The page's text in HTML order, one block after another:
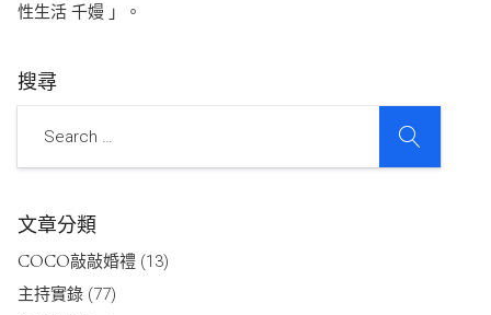
性生活 千嫚 」。
搜尋
文章分類
COCO敲敲婚禮 (13)
主持實錄 (77)